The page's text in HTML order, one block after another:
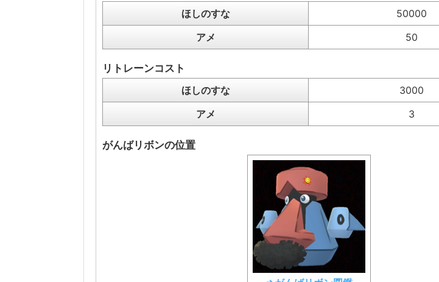
ほしのすな
50000
アメ
50
リトレーンコスト
ほしのすな
3000
アメ
3
がんばリボンの位置